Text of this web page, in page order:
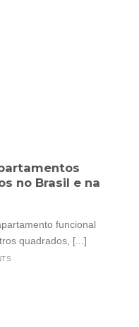
no Brasil e na
funcional
quadrados, [...]